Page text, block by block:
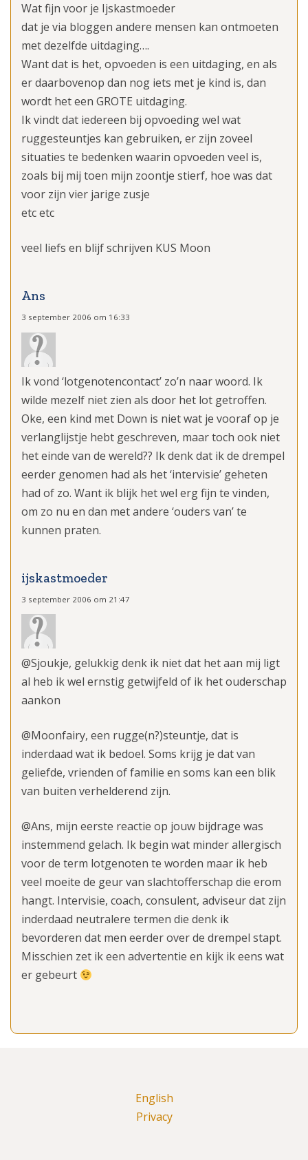
Wat fijn voor je Ijskastmoeder
dat je via bloggen andere mensen kan ontmoeten
met dezelfde uitdaging….
Want dat is het, opvoeden is een uitdaging, en als
er daarbovenop dan nog iets met je kind is, dan
wordt het een GROTE uitdaging.
Ik vindt dat iedereen bij opvoeding wel wat
ruggesteuntjes kan gebruiken, er zijn zoveel
situaties te bedenken waarin opvoeden veel is,
zoals bij mij toen mijn zoontje stierf, hoe was dat
voor zijn vier jarige zusje
etc etc
veel liefs en blijf schrijven KUS Moon
Ans
3 september 2006 om 16:33
Ik vond ‘lotgenotencontact’ zo’n naar woord. Ik
wilde mezelf niet zien als door het lot getroffen.
Oke, een kind met Down is niet wat je vooraf op je
verlanglijstje hebt geschreven, maar toch ook niet
het einde van de wereld?? Ik denk dat ik de drempel
eerder genomen had als het ‘intervisie’ geheten
had of zo. Want ik blijk het wel erg fijn te vinden,
om zo nu en dan met andere ‘ouders van’ te
kunnen praten.
ijskastmoeder
3 september 2006 om 21:47
@Sjoukje, gelukkig denk ik niet dat het aan mij ligt
al heb ik wel ernstig getwijfeld of ik het ouderschap
aankon
@Moonfairy, een rugge(n?)steuntje, dat is
inderdaad wat ik bedoel. Soms krijg je dat van
geliefde, vrienden of familie en soms kan een blik
van buiten verhelderend zijn.
@Ans, mijn eerste reactie op jouw bijdrage was
instemmend gelach. Ik begin wat minder allergisch
voor de term lotgenoten te worden maar ik heb
veel moeite de geur van slachtofferschap die erom
hangt. Intervisie, coach, consulent, adviseur dat zijn
inderdaad neutralere termen die denk ik
bevorderen dat men eerder over de drempel stapt.
Misschien zet ik een advertentie en kijk ik eens wat
er gebeurt
English
Privacy